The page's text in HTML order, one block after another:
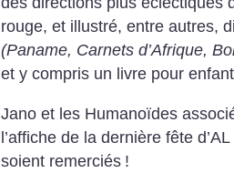
rouge, et illustré, entre autres,
(Paname, Carnets d’Afrique,
et y compris un livre pour
Jano et les Humanoïdes
l’affiche de la dernière fête
soient remerciés !